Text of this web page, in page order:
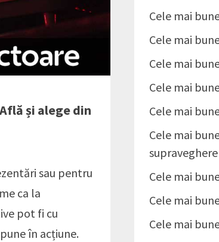
și alege din
sau pentru
ca la
pot fi cu
în acțiune.
Cele mai
Cele mai
Cele mai
Cele mai
Cele mai
Cele mai
supraveghere
Cele mai
Cele mai
Cele mai